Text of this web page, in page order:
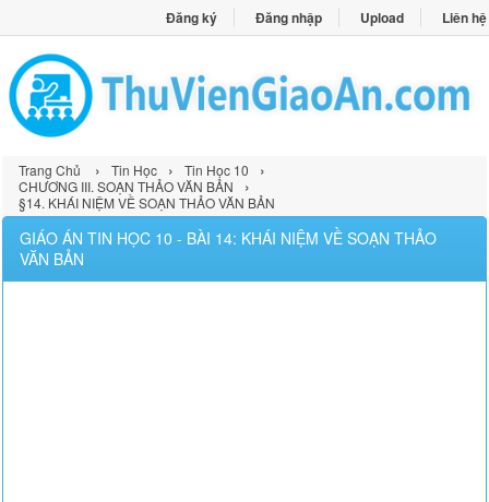
Đăng ký Đăng nhập Upload Liên hệ
Trang Chủ › Tin Học › Tin Học 10 ›
CHƯƠNG III. SOẠN THẢO VĂN BẢN ›
§14. KHÁI NIỆM VỀ SOẠN THẢO VĂN BẢN
GIÁO ÁN TIN HỌC 10 - BÀI 14: KHÁI NIỆM VỀ SOẠN THẢO
VĂN BẢN